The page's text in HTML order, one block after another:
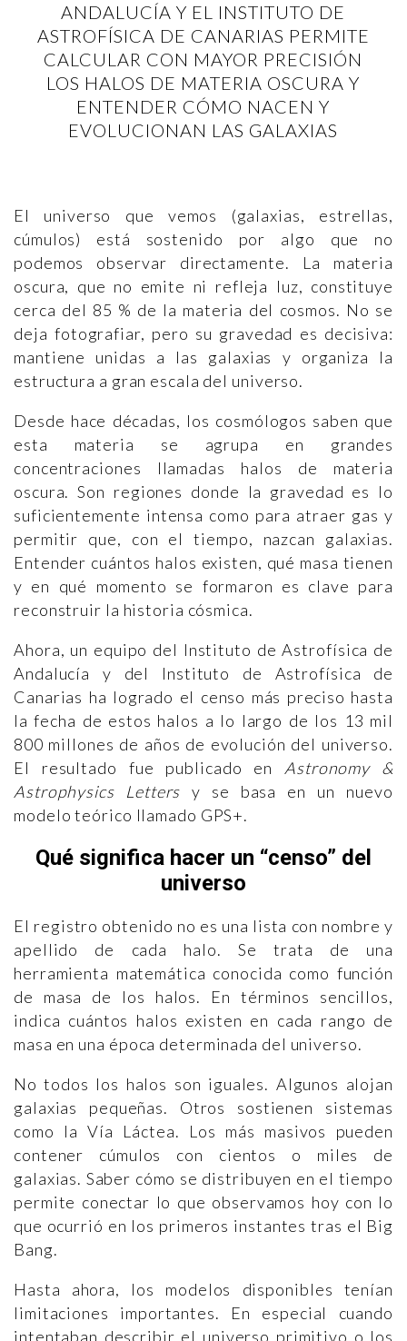
ANDALUCÍA Y EL INSTITUTO DE
ASTROFÍSICA DE CANARIAS PERMITE
CALCULAR CON MAYOR PRECISIÓN
LOS HALOS DE MATERIA OSCURA Y
ENTENDER CÓMO NACEN Y
EVOLUCIONAN LAS GALAXIAS
El universo que vemos (galaxias, estrellas,
cúmulos) está sostenido por algo que no
podemos observar directamente. La materia
oscura, que no emite ni refleja luz, constituye
cerca del 85 % de la materia del cosmos. No se
deja fotografiar, pero su gravedad es decisiva:
mantiene unidas a las galaxias y organiza la
estructura a gran escala del universo.
Desde hace décadas, los cosmólogos saben que
esta materia se agrupa en grandes
concentraciones llamadas halos de materia
oscura. Son regiones donde la gravedad es lo
suficientemente intensa como para atraer gas y
permitir que, con el tiempo, nazcan galaxias.
Entender cuántos halos existen, qué masa tienen
y en qué momento se formaron es clave para
reconstruir la historia cósmica.
Ahora, un equipo del Instituto de Astrofísica de
Andalucía y del Instituto de Astrofísica de
Canarias ha logrado el censo más preciso hasta
la fecha de estos halos a lo largo de los 13 mil
800 millones de años de evolución del universo.
El resultado fue publicado en Astronomy &
Astrophysics Letters y se basa en un nuevo
modelo teórico llamado GPS+.
Qué significa hacer un “censo” del
universo
El registro obtenido no es una lista con nombre y
apellido de cada halo. Se trata de una
herramienta matemática conocida como función
de masa de los halos. En términos sencillos,
indica cuántos halos existen en cada rango de
masa en una época determinada del universo.
No todos los halos son iguales. Algunos alojan
galaxias pequeñas. Otros sostienen sistemas
como la Vía Láctea. Los más masivos pueden
contener cúmulos con cientos o miles de
galaxias. Saber cómo se distribuyen en el tiempo
permite conectar lo que observamos hoy con lo
que ocurrió en los primeros instantes tras el Big
Bang.
Hasta ahora, los modelos disponibles tenían
limitaciones importantes. En especial cuando
intentaban describir el universo primitivo o los